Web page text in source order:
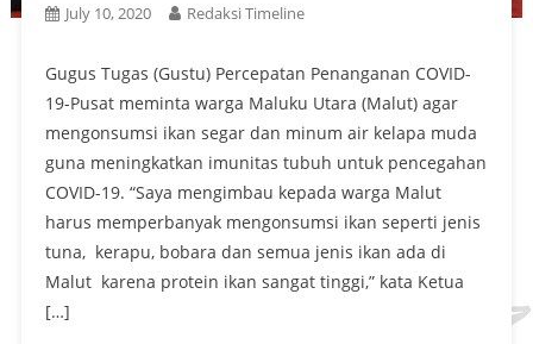
July 10, 2020 Redaksi Timeline
Gugus Tugas (Gustu) Percepatan Penanganan COVID-
19-Pusat meminta warga Maluku Utara (Malut) agar
mengonsumsi ikan segar dan minum air kelapa muda
guna meningkatkan imunitas tubuh untuk pencegahan
COVID-19. “Saya mengimbau kepada warga Malut
harus memperbanyak mengonsumsi ikan seperti jenis
tuna, kerapu, bobara dan semua jenis ikan ada di
Malut karena protein ikan sangat tinggi,” kata Ketua
[…]